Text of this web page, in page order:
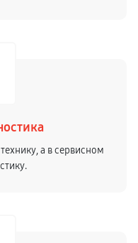
а в сервисном